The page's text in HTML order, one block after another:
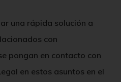
una rápida solución a
con
pongan en contacto con
en estos asuntos en el